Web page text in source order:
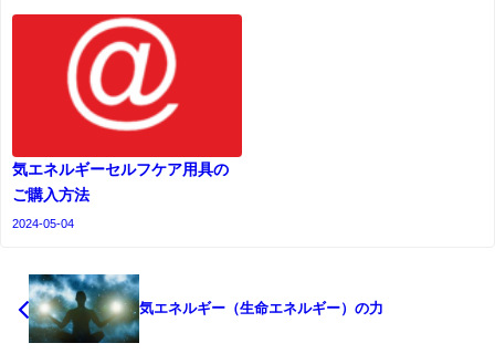
気エネルギーセルフケア用具の
ご購入方法
2024-05-04
気エネルギー（生命エネルギー）の力